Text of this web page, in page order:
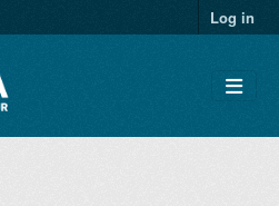
Log in